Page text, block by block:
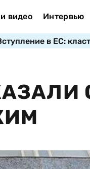
видео Интервью
в ЕС: